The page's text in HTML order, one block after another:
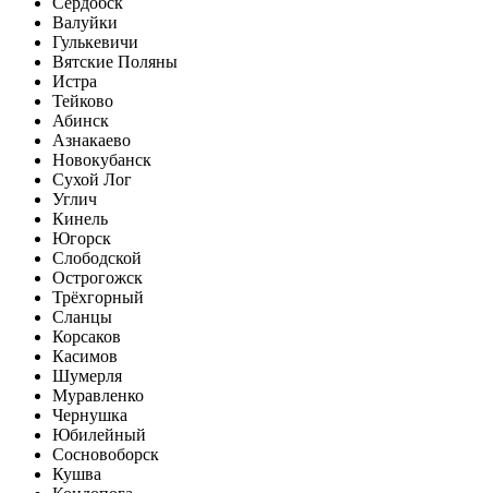
Валуйки
Гулькевичи
Вятские Поляны
Истра
Тейково
Абинск
Азнакаево
Новокубанск
Сухой Лог
Углич
Кинель
Югорск
Слободской
Острогожск
Трёхгорный
Сланцы
Корсаков
Касимов
Шумерля
Муравленко
Чернушка
Юбилейный
Сосновоборск
Кушва